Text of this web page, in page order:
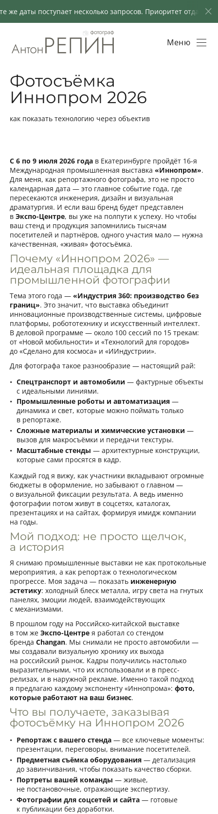
поступает несколько запросов. Приоритет отдаётся
Меню
Фотосъёмка
Иннопром 2026
как показать технологию через объектив
С 6 по 9 июля 2026 года в Екатеринбурге пройдёт 16-я
Международная промышленная выставка «Иннопром».
Для меня, как репортажного фотографа, это не просто
календарная дата — это главное событие года, где
пересекаются инженерия, дизайн и визуальная
драматургия. И если ваш бренд будет представлен
в Экспо-Центре, вы уже на полпути к успеху. Но чтобы
ваш стенд и продукция запомнились тысячам
посетителей и партнёров, одного участия мало — нужна
качественная, «живая» фотосъёмка.
Почему «Иннопром 2026» —
идеальная площадка для
промышленной фотографии
Тема этого года — «Индустрия 360: производство без
границ». Это значит, что выставка объединит
инновационные производственные системы, цифровые
платформы, робототехнику и искусственный интеллект.
В деловой программе — около 100 сессий по 15 трекам:
от «Новой мобильности» и «Технологий для городов»
до «Сделано для космоса» и «ИИндустрии».
Для фотографа такое разнообразие — настоящий рай:
Спецтранспорт и автомобили — фактурные объекты
с идеальными линиями.
Промышленные роботы и автоматизация —
динамика и свет, которые можно поймать только
в репортаже.
Сложные материалы и химические установки —
вызов для макросъёмки и передачи текстуры.
Масштабные стенды — архитектурные конструкции,
которые сами просятся в кадр.
Каждый год я вижу, как участники вкладывают огромные
бюджеты в оформление, но забывают о главном —
о визуальной фиксации результата. А ведь именно
фотографии потом живут в соцсетях, каталогах,
презентациях и на сайтах, формируя имидж компании
на годы.
Мой подход: не просто щелчок,
а история
Я снимаю промышленные выставки не как протокольные
мероприятия, а как репортаж о технологическом
прогрессе. Моя задача — показать инженерную
эстетику: холодный блеск металла, игру света на гнутых
панелях, эмоции людей, взаимодействующих
с механизмами.
В прошлом году на Российско-китайской выставке
в том же Экспо-Центре я работал со стендом
бренда Changan. Мы снимали не просто автомобили —
мы создавали визуальную хронику их выхода
на российский рынок. Кадры получились настолько
выразительными, что их использовали и в пресс-
релизах, и в наружной рекламе. Именно такой подход
я предлагаю каждому экспоненту «Иннопрома»: фото,
которые работают на ваш бизнес.
Что вы получаете, заказывая
фотосъёмку на Иннопром 2026
Репортаж с вашего стенда — все ключевые моменты:
презентации, переговоры, внимание посетителей.
Предметная съёмка оборудования — детализация
до завинчивания, чтобы показать качество сборки.
Портреты вашей команды — живые,
не постановочные, отражающие экспертизу.
Фотографии для соцсетей и сайта — готовые
к публикации без доработки.